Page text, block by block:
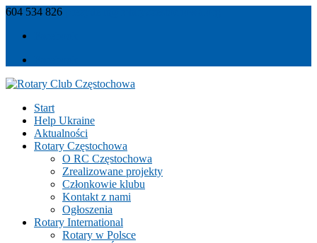
604 534 826
Start
Help Ukraine
Aktualności
Rotary Częstochowa
O RC Częstochowa
Zrealizowane projekty
Członkowie klubu
Kontakt z nami
Ogłoszenia
Rotary International
Rotary w Polsce